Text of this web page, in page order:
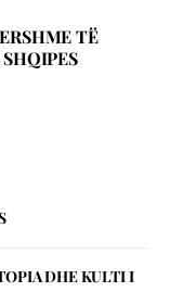
TË
DHE KULTI I